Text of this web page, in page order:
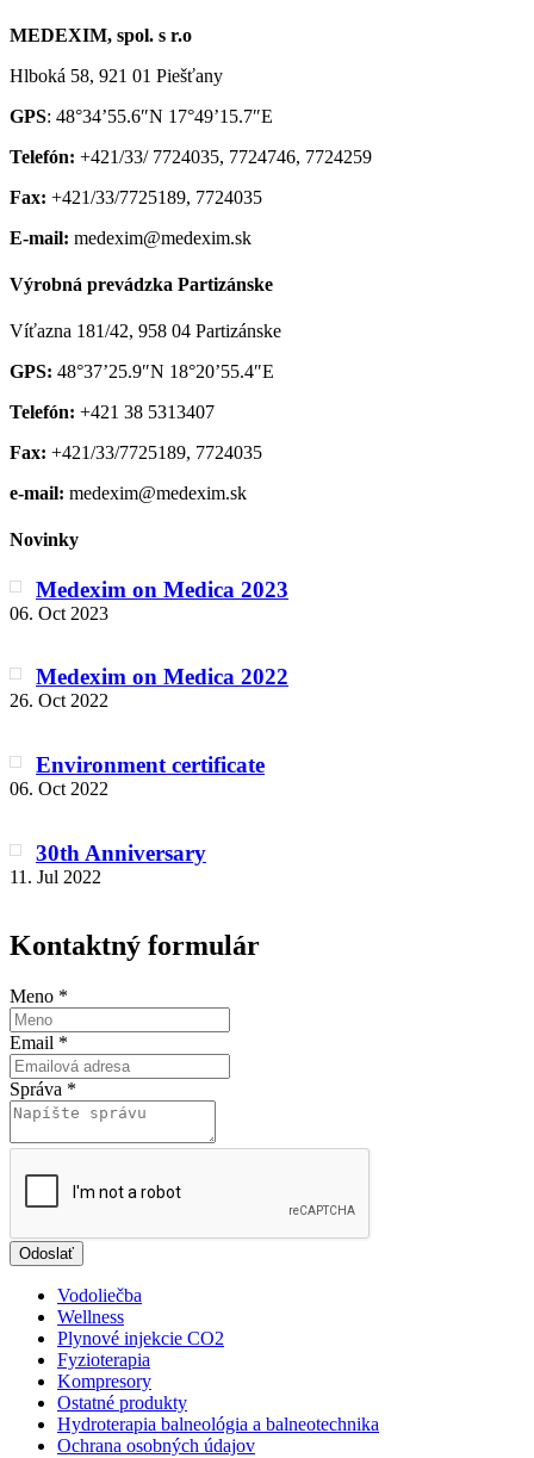
MEDEXIM, spol. s r.o
Hlboká 58, 921 01 Piešťany
GPS: 48°34’55.6″N 17°49’15.7″E
Telefón: +421/33/ 7724035, 7724746, 7724259
Fax: +421/33/7725189, 7724035
E-mail: medexim@medexim.sk
Výrobná prevádzka Partizánske
Víťazna 181/42, 958 04 Partizánske
GPS: 48°37’25.9″N 18°20’55.4″E
Telefón: +421 38 5313407
Fax: +421/33/7725189, 7724035
e-mail: medexim@medexim.sk
Novinky
Medexim on Medica 2023
06. Oct 2023
Medexim on Medica 2022
26. Oct 2022
Environment certificate
06. Oct 2022
30th Anniversary
11. Jul 2022
Kontaktný formulár
Meno *
Email *
Správa *
Odoslať
Vodoliečba
Wellness
Plynové injekcie CO2
Fyzioterapia
Kompresory
Ostatné produkty
Hydroterapia balneológia a balneotechnika
Ochrana osobných údajov